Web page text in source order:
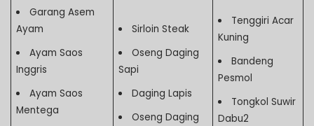
Garang Asem
Ayam
Ayam Saos
Inggris
Ayam Saos
Mentega
Sirloin Steak
Oseng Daging
Sapi
Daging Lapis
Oseng Daging
Tenggiri Acar
Kuning
Bandeng
Pesmol
Tongkol Suwir
Dabu2